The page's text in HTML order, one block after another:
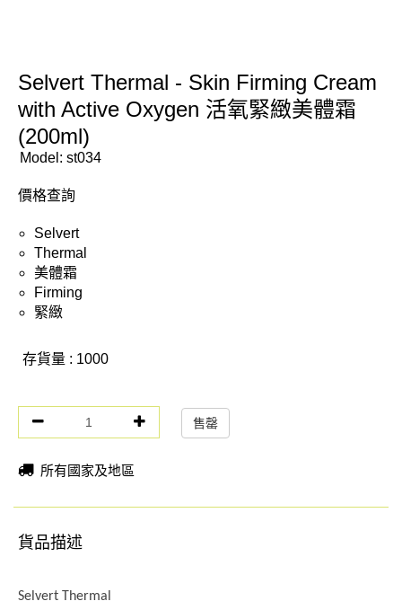
Selvert Thermal - Skin Firming Cream
with Active Oxygen 活氧緊緻美體霜
(200ml)
Model: st034
價格查詢
Selvert
Thermal
美體霜
Firming
緊緻
存貨量 : 1000
售罄
所有國家及地區
貨品描述
Selvert Thermal